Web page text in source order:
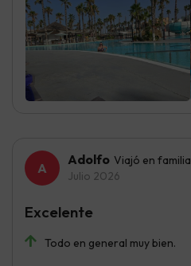
Adolfo Viajó en familia
Julio 2026
Todo en general muy bien.
Excelente